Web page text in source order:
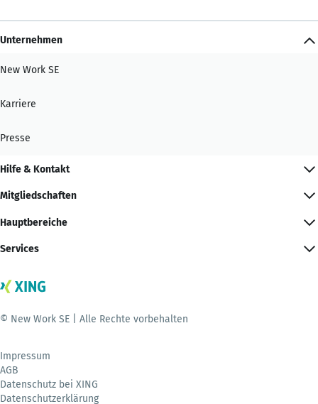
Unternehmen
New Work SE
Karriere
Presse
Hilfe & Kontakt
Mitgliedschaften
Hauptbereiche
Services
© New Work SE | Alle Rechte vorbehalten
Impressum
AGB
Datenschutz bei XING
Datenschutzerklärung